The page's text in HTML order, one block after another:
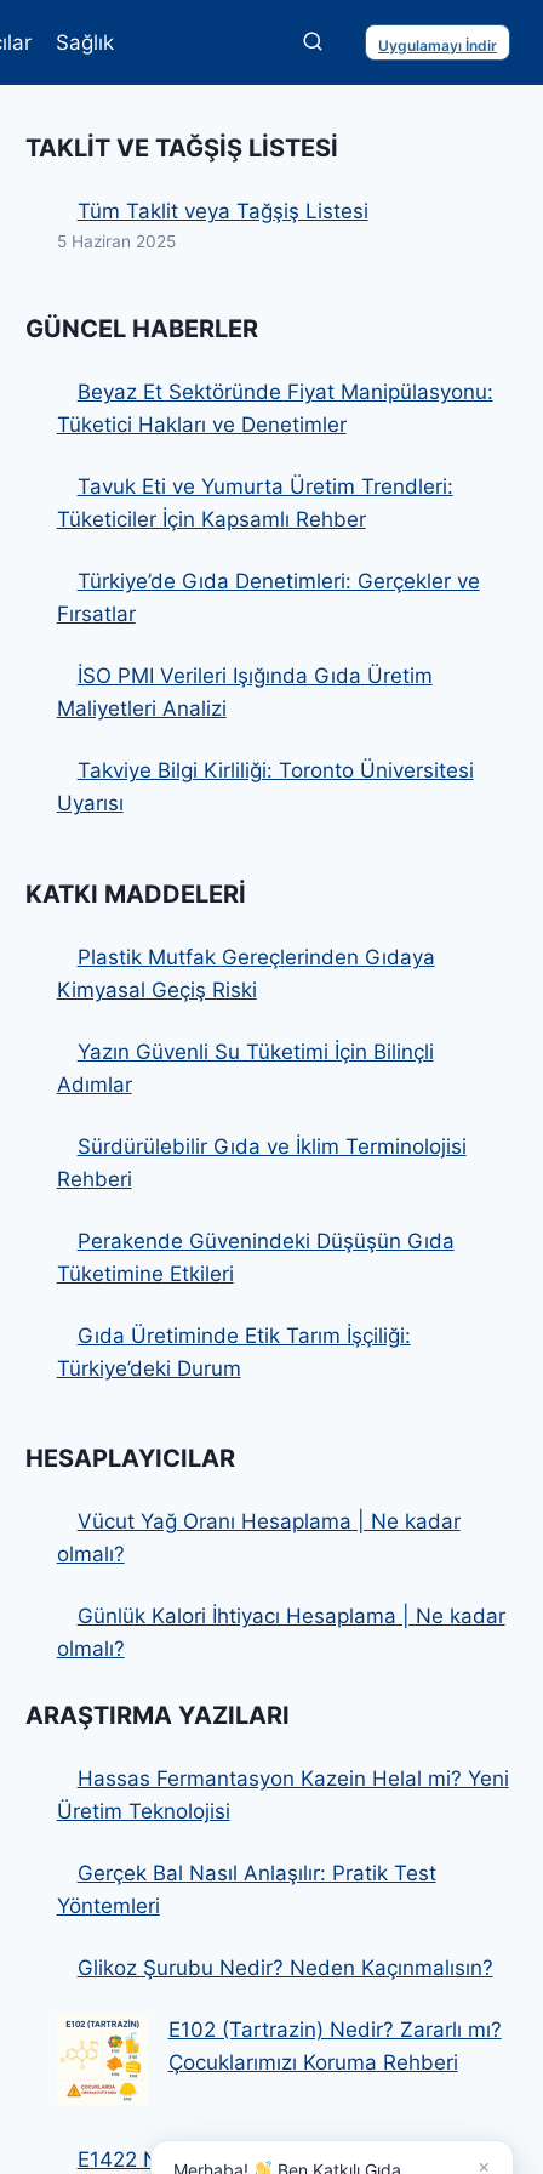
Sağlık Uygulamayı İndir
TAKLIT VE TAĞŞIŞ LISTESI
Tüm Taklit veya Tağşiş Listesi
5 Haziran 2025
GÜNCEL HABERLER
Beyaz Et Sektöründe Fiyat Manipülasyonu:
Tüketici Hakları ve Denetimler
Tavuk Eti ve Yumurta Üretim Trendleri:
Tüketiciler İçin Kapsamlı Rehber
Türkiye’de Gıda Denetimleri: Gerçekler ve
Fırsatlar
İSO PMI Verileri Işığında Gıda Üretim
Maliyetleri Analizi
Takviye Bilgi Kirliliği: Toronto Üniversitesi
Uyarısı
KATKI MADDELERI
Plastik Mutfak Gereçlerinden Gıdaya
Kimyasal Geçiş Riski
Yazın Güvenli Su Tüketimi İçin Bilinçli
Adımlar
Sürdürülebilir Gıda ve İklim Terminolojisi
Rehberi
Perakende Güvenindeki Düşüşün Gıda
Tüketimine Etkileri
Gıda Üretiminde Etik Tarım İşçiliği:
Türkiye’deki Durum
HESAPLAYICILAR
Vücut Yağ Oranı Hesaplama | Ne kadar
olmalı?
Günlük Kalori İhtiyacı Hesaplama | Ne kadar
olmalı?
ARAŞTIRMA YAZILARI
Hassas Fermantasyon Kazein Helal mi? Yeni
Üretim Teknolojisi
Gerçek Bal Nasıl Anlaşılır: Pratik Test
Yöntemleri
Glikoz Şurubu Nedir? Neden Kaçınmalısın?
E102 (Tartrazin) Nedir? Zararlı mı?
Çocuklarımızı Koruma Rehberi
E1422 Nedir? Zararlı Mıdır? Modifiye Nişasta
×
Merhaba! Ben Katkılı Gıda